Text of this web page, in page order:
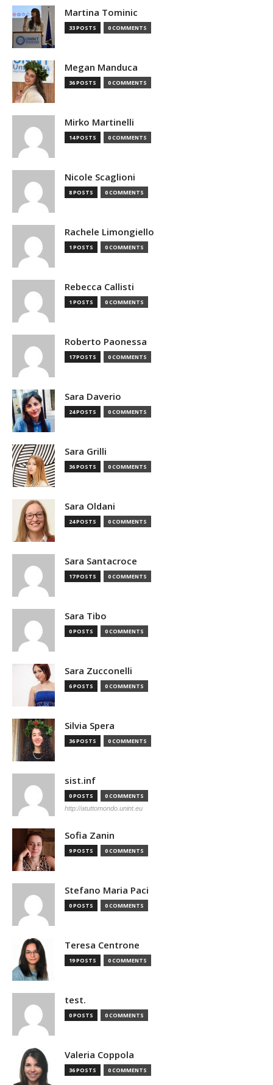
Martina Tominic
33 POSTS 0 COMMENTS
Megan Manduca
36 POSTS 0 COMMENTS
Mirko Martinelli
14 POSTS 0 COMMENTS
Nicole Scaglioni
8 POSTS 0 COMMENTS
Rachele Limongiello
1 POSTS 0 COMMENTS
Rebecca Callisti
1 POSTS 0 COMMENTS
Roberto Paonessa
17 POSTS 0 COMMENTS
Sara Daverio
24 POSTS 0 COMMENTS
Sara Grilli
36 POSTS 0 COMMENTS
Sara Oldani
24 POSTS 0 COMMENTS
Sara Santacroce
17 POSTS 0 COMMENTS
Sara Tibo
0 POSTS 0 COMMENTS
Sara Zucconelli
6 POSTS 0 COMMENTS
Silvia Spera
36 POSTS 0 COMMENTS
sist.inf
0 POSTS 0 COMMENTS
http://atuttomondo.unint.eu
Sofia Zanin
9 POSTS 0 COMMENTS
Stefano Maria Paci
0 POSTS 0 COMMENTS
Teresa Centrone
19 POSTS 0 COMMENTS
test.
0 POSTS 0 COMMENTS
Valeria Coppola
36 POSTS 0 COMMENTS